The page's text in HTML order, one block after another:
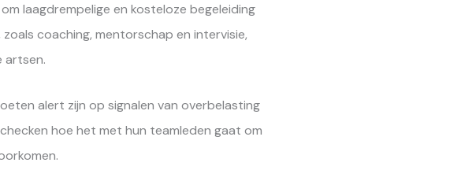
laagdrempelige en kosteloze begeleiding
coaching, mentorschap en intervisie,
artsen.
alert zijn op signalen van overbelasting
hoe het met hun teamleden gaat om